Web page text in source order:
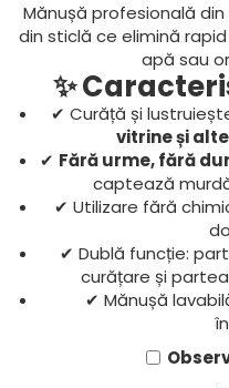
Mănușă profesională
din sticlă ce elimină
apă sau
✨
✔ Curăță și
vitrine și
✔ Fără urme, fără
captează
✔ Utilizare fără
✔ Dublă funcție:
curățare și
✔ Mănușă